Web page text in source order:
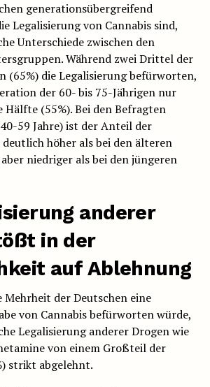
generationsübergreifend
Legalisierung von Cannabis sind,
Unterschiede zwischen den
Während zwei Drittel der
(65%) die Legalisierung befürworten,
der 60- bis 75-Jährigen nur
Hälfte (55%). Bei den Befragten
59 Jahre) ist der Anteil der
höher als bei den älteren
niedriger als bei den jüngeren
anderer
in der
auf Ablehnung
Mehrheit der Deutschen eine
von Cannabis befürworten würde,
Legalisierung anderer Drogen wie
von einem Großteil der
strikt abgelehnt.